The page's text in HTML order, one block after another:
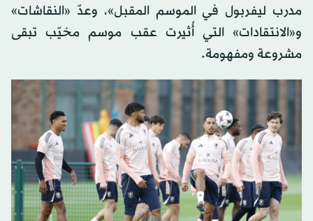
مدرب ليفربول في الموسم المقبل»، وعدّ «النقاشات»
و«الانتقادات» التي أُثيرت عقب موسم مخيّب تبقى
مشروعة ومفهومة.